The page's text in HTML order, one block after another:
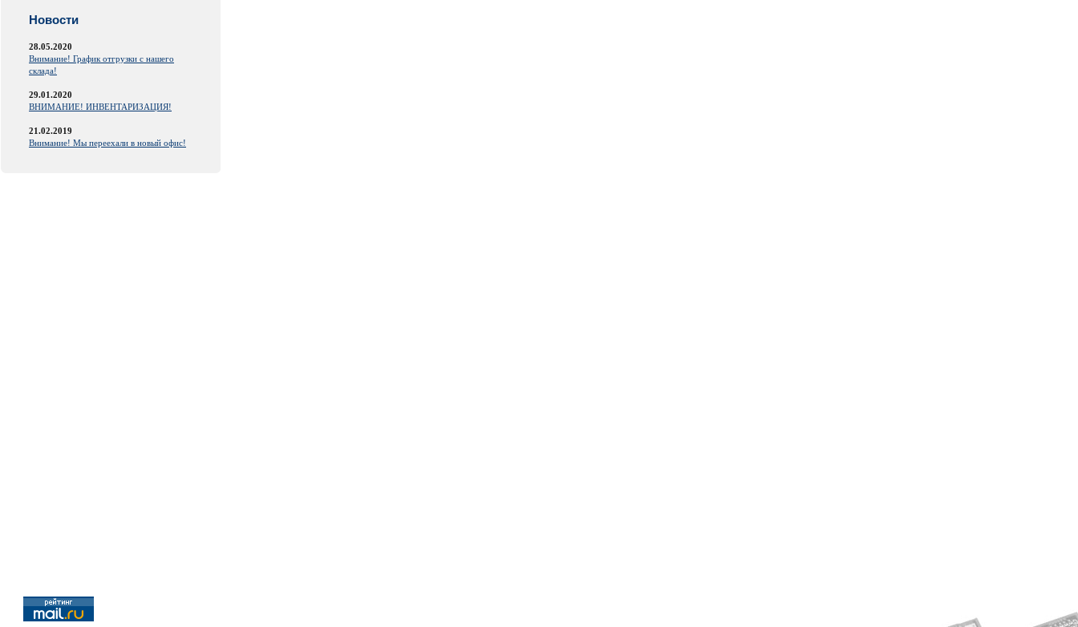
Новости
28.05.2020
Внимание! График отгрузки с нашего
склада!
29.01.2020
ВНИМАНИЕ! ИНВЕНТАРИЗАЦИЯ!
21.02.2019
Внимание! Мы переехали в новый офис!